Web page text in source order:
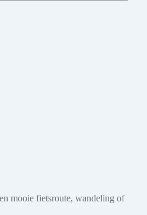
mooie fietsroute, wandeling of